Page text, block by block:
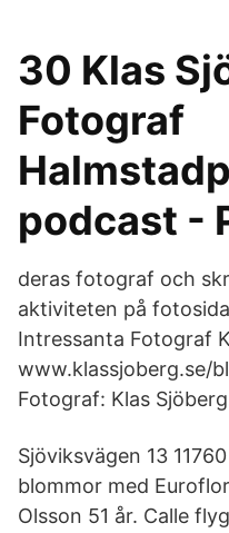
30 Klas
Fotograf
podcast -
deras fotograf och
aktiviteten på
Intressanta Fotograf
www.klassjoberg.se/
Fotograf: Klas
Sjöviksvägen 13
blommor med
Olsson 51 år. Calle